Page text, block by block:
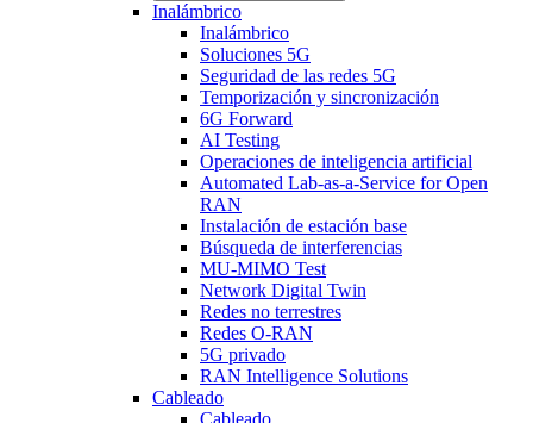
Inalámbrico
Inalámbrico
Soluciones 5G
Seguridad de las redes 5G
Temporización y sincronización
6G Forward
AI Testing
Operaciones de inteligencia artificial
Automated Lab-as-a-Service for Open
RAN
Instalación de estación base
Búsqueda de interferencias
MU-MIMO Test
Network Digital Twin
Redes no terrestres
Redes O-RAN
5G privado
RAN Intelligence Solutions
Cableado